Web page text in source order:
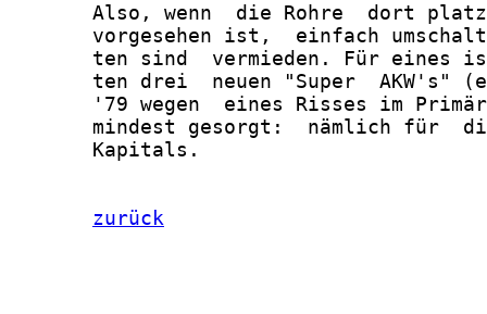
Also, wenn  die Rohre  dort
vorgesehen ist,  einfach
ten sind  vermieden. Für eines
ten drei  neuen "Super  AKW's"
'79 wegen  eines Risses im
mindest gesorgt:  nämlich für
       Kapitals.
zurück